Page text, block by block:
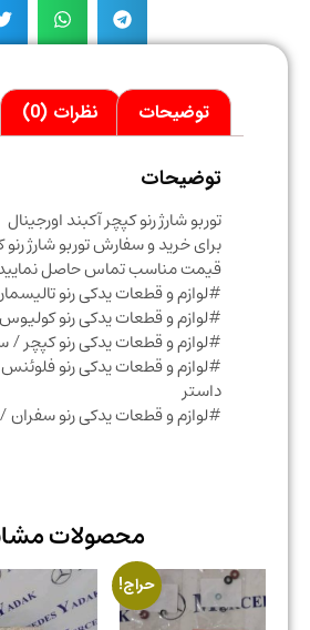
توضیحات نظرات (0)
توضیحات
توربو شارژ رنو کپچر آکبند اورجینال
برای خرید و سفارش توربو شارژ رنو کپچر
قیمت مناسب تماس حاصل نمایید
#لوازم و قطعات یدکی رنو تالیسمان
#لوازم و قطعات یدکی رنو کولیوس
#لوازم و قطعات یدکی رنو کپچر / سیمبل
#لوازم و قطعات یدکی رنو فلوئنس /
#لوازم و قطعات یدکی رنو سفران /
محصولات مشابه
حراج!